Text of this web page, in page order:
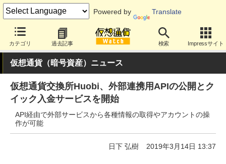
Powered by Translate
カテゴリ 過去記事 検索 Impressサイト
仮想通貨（暗号資産）ニュース
仮想通貨交換所Huobi、外部連携用APIの公開とク
イック入金サービスを開始
API経由で外部サービスから各種情報の取得やアカウントの操
作が可能
日下 弘樹 2019年3月14日 13:37